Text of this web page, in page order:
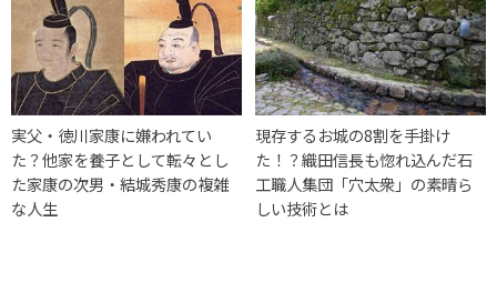
実父・徳川家康に嫌われてい
た？他家を養子として転々とし
た家康の次男・結城秀康の複雑
な人生
現存するお城の8割を手掛け
た！？織田信長も惚れ込んだ石
工職人集団「穴太衆」の素晴ら
しい技術とは